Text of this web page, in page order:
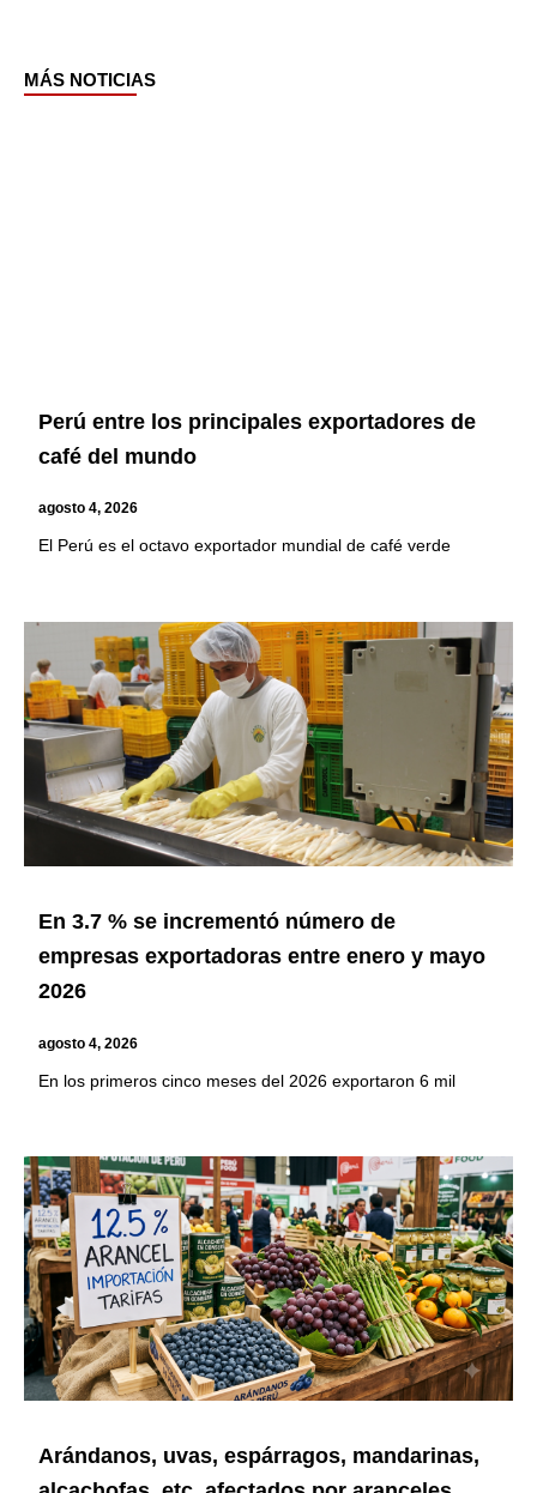
MÁS NOTICIAS
Perú entre los principales exportadores de
café del mundo
agosto 4, 2026
El Perú es el octavo exportador mundial de café verde
En 3.7 % se incrementó número de
empresas exportadoras entre enero y mayo
2026
agosto 4, 2026
En los primeros cinco meses del 2026 exportaron 6 mil
Arándanos, uvas, espárragos, mandarinas,